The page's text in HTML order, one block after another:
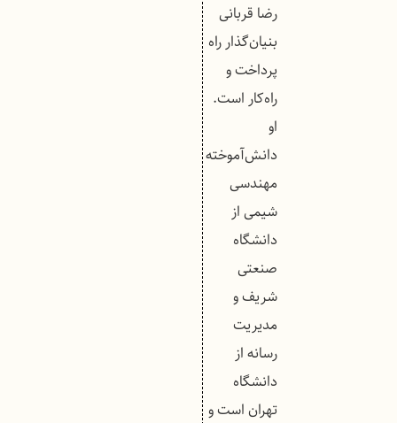
رضا قربانی
بنیان‌گذار راه
پرداخت و
راه‌کار است.
او
دانش‌آموخته
مهندسی
شیمی از
دانشگاه
صنعتی
شریف و
مدیریت
رسانه از
دانشگاه
تهران است و